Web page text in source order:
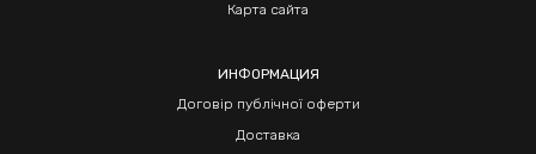
Карта сайта
ИНФОРМАЦИЯ
Договір публічної оферти
Доставка